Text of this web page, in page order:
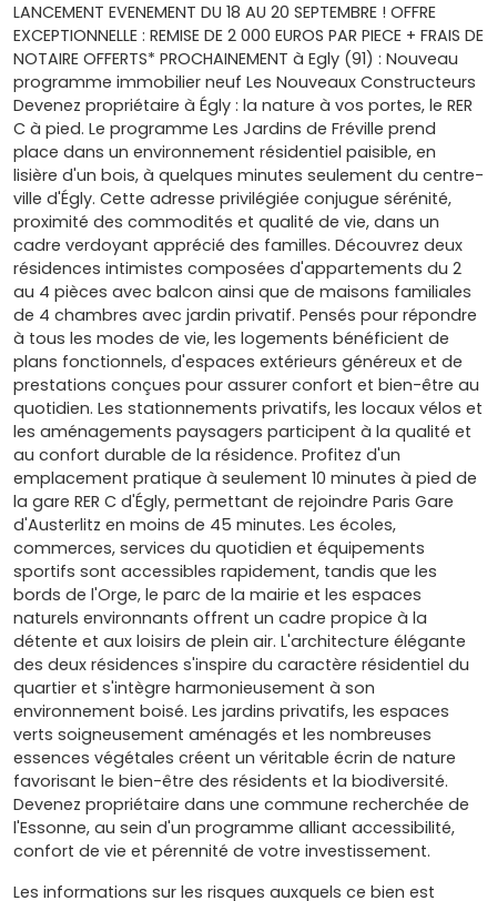
LANCEMENT EVENEMENT DU 18 AU 20 SEPTEMBRE ! OFFRE
EXCEPTIONNELLE : REMISE DE 2 000 EUROS PAR PIECE + FRAIS DE
NOTAIRE OFFERTS* PROCHAINEMENT à Egly (91) : Nouveau
programme immobilier neuf Les Nouveaux Constructeurs
Devenez propriétaire à Égly : la nature à vos portes, le RER
C à pied. Le programme Les Jardins de Fréville prend
place dans un environnement résidentiel paisible, en
lisière d'un bois, à quelques minutes seulement du centre-
ville d'Égly. Cette adresse privilégiée conjugue sérénité,
proximité des commodités et qualité de vie, dans un
cadre verdoyant apprécié des familles. Découvrez deux
résidences intimistes composées d'appartements du 2
au 4 pièces avec balcon ainsi que de maisons familiales
de 4 chambres avec jardin privatif. Pensés pour répondre
à tous les modes de vie, les logements bénéficient de
plans fonctionnels, d'espaces extérieurs généreux et de
prestations conçues pour assurer confort et bien-être au
quotidien. Les stationnements privatifs, les locaux vélos et
les aménagements paysagers participent à la qualité et
au confort durable de la résidence. Profitez d'un
emplacement pratique à seulement 10 minutes à pied de
la gare RER C d'Égly, permettant de rejoindre Paris Gare
d'Austerlitz en moins de 45 minutes. Les écoles,
commerces, services du quotidien et équipements
sportifs sont accessibles rapidement, tandis que les
bords de l'Orge, le parc de la mairie et les espaces
naturels environnants offrent un cadre propice à la
détente et aux loisirs de plein air. L'architecture élégante
des deux résidences s'inspire du caractère résidentiel du
quartier et s'intègre harmonieusement à son
environnement boisé. Les jardins privatifs, les espaces
verts soigneusement aménagés et les nombreuses
essences végétales créent un véritable écrin de nature
favorisant le bien-être des résidents et la biodiversité.
Devenez propriétaire dans une commune recherchée de
l'Essonne, au sein d'un programme alliant accessibilité,
confort de vie et pérennité de votre investissement.
Les informations sur les risques auxquels ce bien est